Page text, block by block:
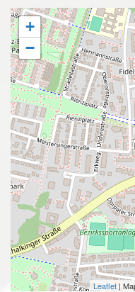
+
−
Leaflet |